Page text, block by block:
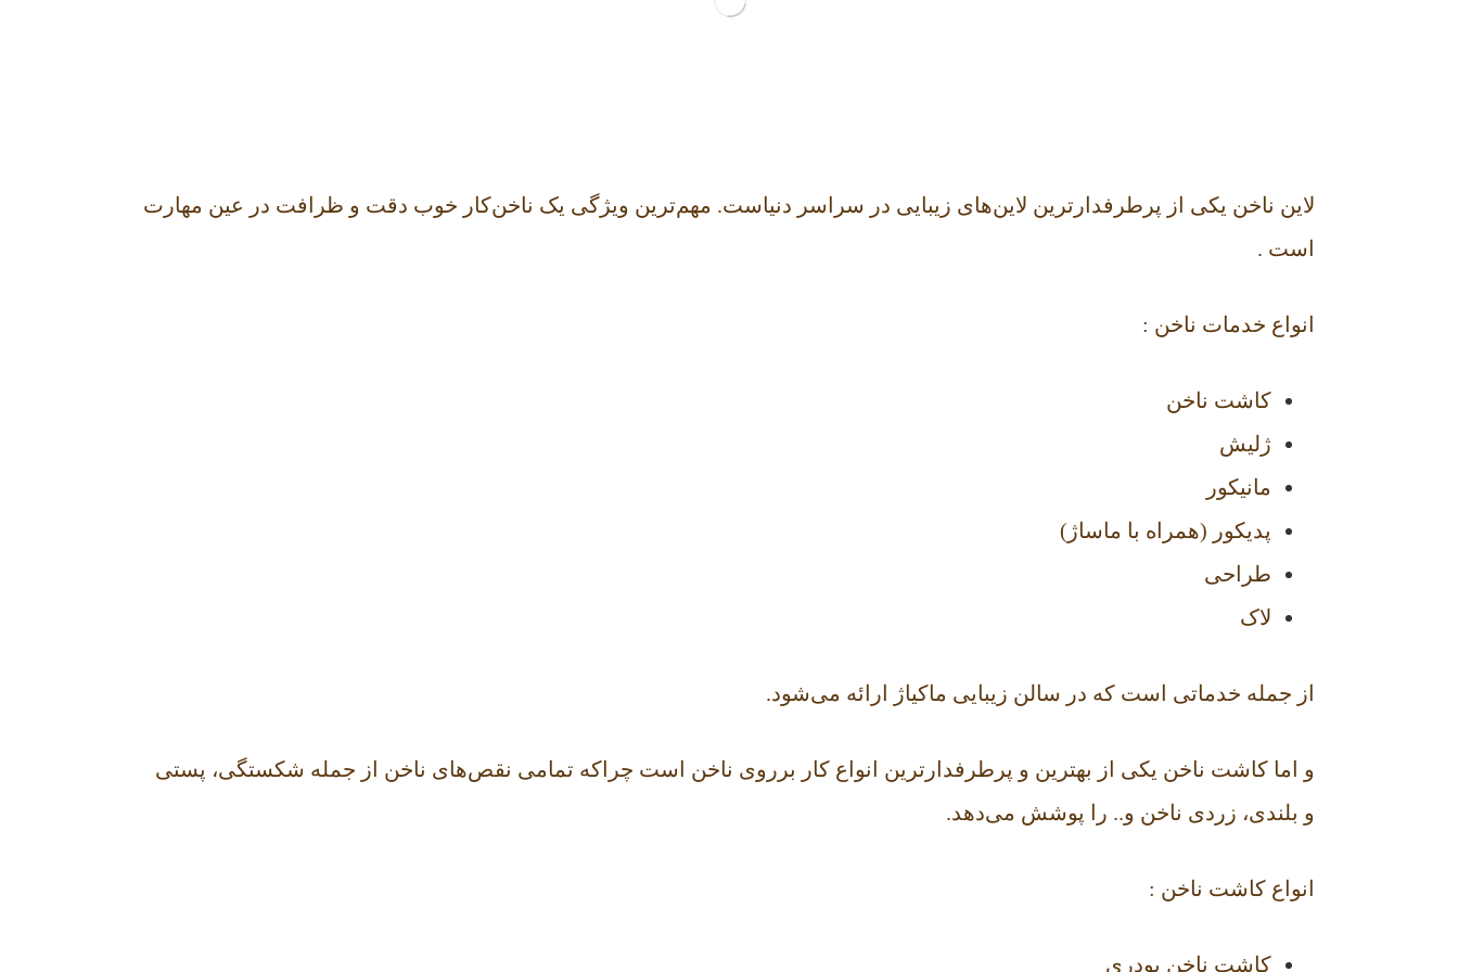
لاین ناخن یکی از پرطرفدارترین‌ لاین‌های زیبایی در سراسر دنیاست. مهم‌ترین ویژگی یک ناخن‌کار خوب دقت و ظرافت در عین مهارت‌
است .
انواع خدمات ناخن :
کاشت ناخن
ژلیش
مانیکور
پدیکور (همراه با ماساژ)
طراحی
لاک
از جمله خدماتی‌ است که در سالن زیبایی ماکیاژ ارائه می‌شود.
و اما کاشت ناخن یکی از بهترین و پرطرفدارترین انواع کار برروی ناخن است چرا‌که تمامی نقص‌های ناخن از جمله شکستگی، پستی
و بلندی، زردی ناخن و.. را پوشش می‌دهد.
انواع کاشت ناخن :
کاشت ناخن پودری